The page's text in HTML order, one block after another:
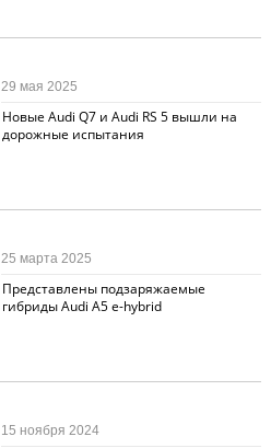
Новые Audi Q7 и Audi RS 5 вышли на
дорожные испытания
29 мая 2025
Представлены подзаряжаемые
гибриды Audi A5 e-hybrid
25 марта 2025
15 ноября 2024